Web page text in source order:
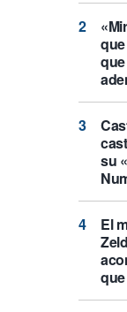
su
El